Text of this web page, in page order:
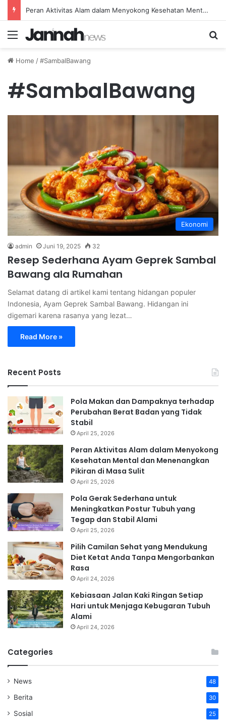
Peran Aktivitas Alam dalam Menyokong Kesehatan Mental dan Menenangkan Pikiran di Masa Sulit
Menu
Home /#SambalBawang
#SambalBawang
Ekonomi
admin Juni 19, 2025 32
Resep Sederhana Ayam Geprek Sambal
Bawang ala Rumahan
Selamat datang di artikel kami tentang hidangan populer
Indonesia, Ayam Geprek Sambal Bawang. Hidangan ini
digemari karena rasanya yang lezat…
Read More »
Recent Posts
Pola Makan dan Dampaknya terhadap
Perubahan Berat Badan yang Tidak
Stabil
April 25, 2026
Peran Aktivitas Alam dalam Menyokong
Kesehatan Mental dan Menenangkan
Pikiran di Masa Sulit
April 25, 2026
Pola Gerak Sederhana untuk
Meningkatkan Postur Tubuh yang
Tegap dan Stabil Alami
April 25, 2026
Pilih Camilan Sehat yang Mendukung
Diet Ketat Anda Tanpa Mengorbankan
Rasa
April 24, 2026
Kebiasaan Jalan Kaki Ringan Setiap
Hari untuk Menjaga Kebugaran Tubuh
Alami
April 24, 2026
Categories
News 48
Berita 30
Sosial 25